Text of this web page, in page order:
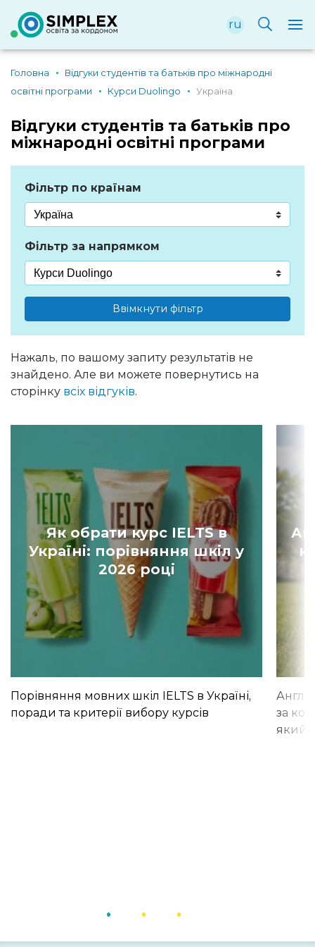
ru
Головна
Відгуки студентів та батьків про міжнародні
освітні програми
Курси Duolingo Україна
Відгуки студентів та батьків про
міжнародні освітні програми
Фільтр по країнам
Фільтр за напрямком
Ввімкнути фільтр
Нажаль, по вашому запиту результатів не
знайдено. Але ви можете повернутись на
сторінку всіх відгуків.
Як обрати курс IELTS в
Україні: порівняння шкіл у
2026 році
Порівняння мовних шкіл IELTS в Україні,
поради та критерії вибору курсів
за
який